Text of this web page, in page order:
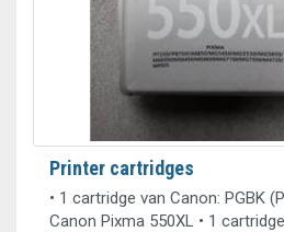
Printer cartridges
• 1 cartridge van Canon: PGBK
Canon Pixma 550XL • 1